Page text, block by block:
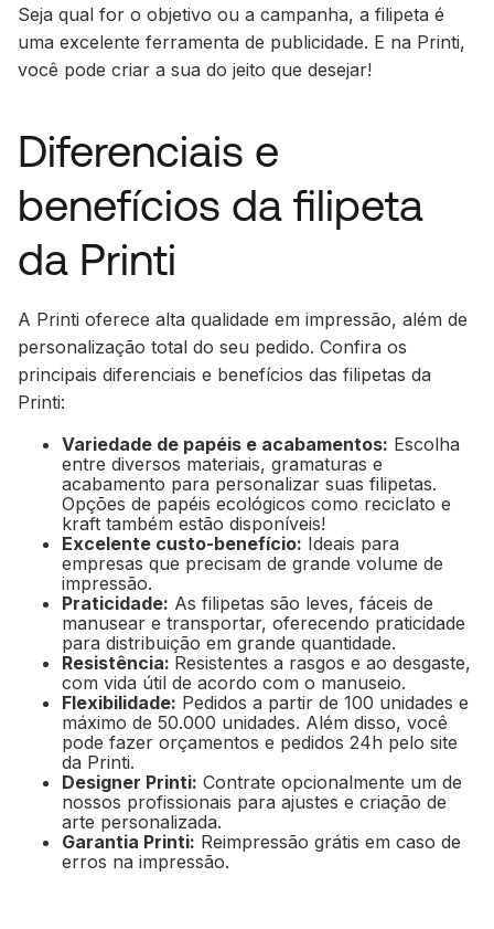
Seja qual for o objetivo ou a campanha, a filipeta é
uma excelente ferramenta de publicidade. E na Printi,
você pode criar a sua do jeito que desejar!
Diferenciais e
benefícios da filipeta
da Printi
A Printi oferece alta qualidade em impressão, além de
personalização total do seu pedido. Confira os
principais diferenciais e benefícios das filipetas da
Printi:
Variedade de papéis e acabamentos: Escolha
entre diversos materiais, gramaturas e
acabamento para personalizar suas filipetas.
Opções de papéis ecológicos como reciclato e
kraft também estão disponíveis!
Excelente custo-benefício: Ideais para
empresas que precisam de grande volume de
impressão.
Praticidade: As filipetas são leves, fáceis de
manusear e transportar, oferecendo praticidade
para distribuição em grande quantidade.
Resistência: Resistentes a rasgos e ao desgaste,
com vida útil de acordo com o manuseio.
Flexibilidade: Pedidos a partir de 100 unidades e
máximo de 50.000 unidades. Além disso, você
pode fazer orçamentos e pedidos 24h pelo site
da Printi.
Designer Printi: Contrate opcionalmente um de
nossos profissionais para ajustes e criação de
arte personalizada.
Garantia Printi: Reimpressão grátis em caso de
erros na impressão.